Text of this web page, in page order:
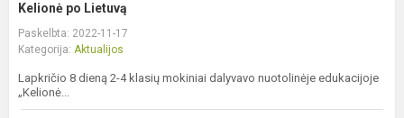
Kelionė po Lietuvą
Paskelbta: 2022-11-17
Kategorija: Aktualijos
Lapkričio 8 dieną 2-4 klasių mokiniai dalyvavo nuotolinėje edukacijoje
„Kelionė...